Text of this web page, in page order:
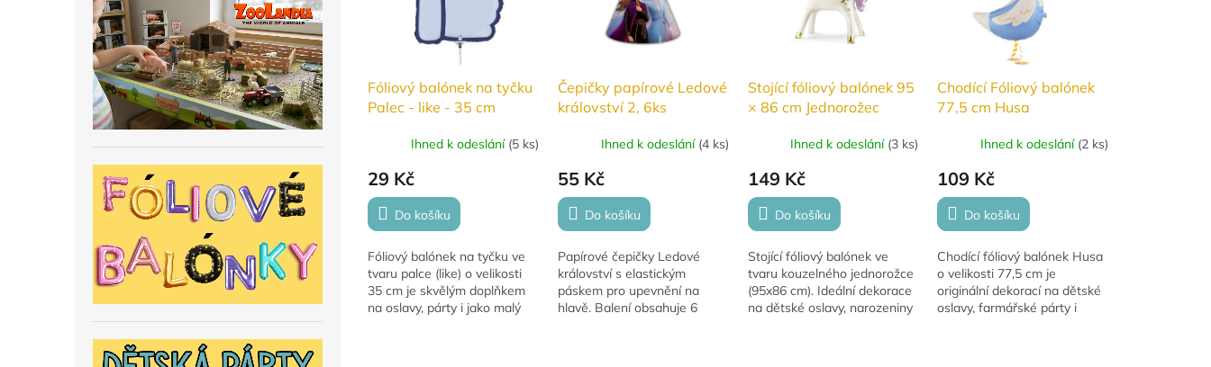
Fóliový balónek na tyčku
Palec - like - 35 cm
Ihned k odeslání (5 ks)
29 Kč
Do košíku
Fóliový balónek na tyčku ve
tvaru palce (like) o velikosti
35 cm je skvělým doplňkem
na oslavy, párty i jako malý
Čepičky papírové Ledové
království 2, 6ks
Ihned k odeslání (4 ks)
55 Kč
Do košíku
Papírové čepičky Ledové
království s elastickým
páskem pro upevnění na
hlavě. Balení obsahuje 6
Stojící fóliový balónek 95
× 86 cm Jednorožec
Ihned k odeslání (3 ks)
149 Kč
Do košíku
Stojící fóliový balónek ve
tvaru kouzelného jednorožce
(95x86 cm). Ideální dekorace
na dětské oslavy, narozeniny
Chodící Fóliový balónek
77,5 cm Husa
Ihned k odeslání (2 ks)
109 Kč
Do košíku
Chodící fóliový balónek Husa
o velikosti 77,5 cm je
originální dekorací na dětské
oslavy, farmářské párty i